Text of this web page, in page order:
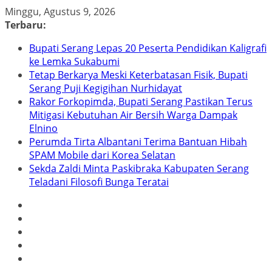
Skip
to
Minggu, Agustus 9, 2026
Terbaru:
Bupati Serang Lepas 20 Peserta Pendidikan Kaligrafi
ke Lemka Sukabumi
Tetap Berkarya Meski Keterbatasan Fisik, Bupati
Serang Puji Kegigihan Nurhidayat
Rakor Forkopimda, Bupati Serang Pastikan Terus
Mitigasi Kebutuhan Air Bersih Warga Dampak
Elnino
Perumda Tirta Albantani Terima Bantuan Hibah
SPAM Mobile dari Korea Selatan
Sekda Zaldi Minta Paskibraka Kabupaten Serang
Teladani Filosofi Bunga Teratai